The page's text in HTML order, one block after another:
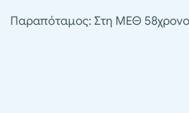
Παραπόταμος: Στη ΜΕΘ